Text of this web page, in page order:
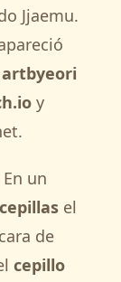
Jjaemu.
y
un
cepillas el
de
cepillo